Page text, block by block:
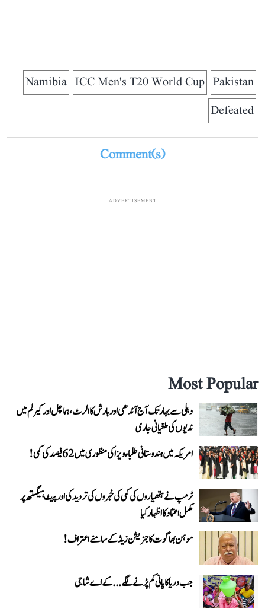
Pakistan
ICC Men's T20 World Cup
Namibia
Defeated
Comment(s)
ADVERTISEMENT
Most Popular
دہلی سے بہار تک آج آندھی اور بارش کا الرٹ، ہماچل اور کیرلم میں
ندیوں کی طغیانی جاری
امریکہ میں ہندوستانی طلباء ویزا کی منظوری میں 62 فیصد کی کمی!
ٹرمپ نے ہتھیاروں کی کمی کی خبروں کی تردید کی اور پیٹ ہیگستھ پر
مکمل اعتماد کا اظہار کیا
موہن بھاگوت کا جنریشن زیڈ کے سامنے اعتراف!
جب دریا کا پانی کم پڑنے لگے...کے اے شاجی